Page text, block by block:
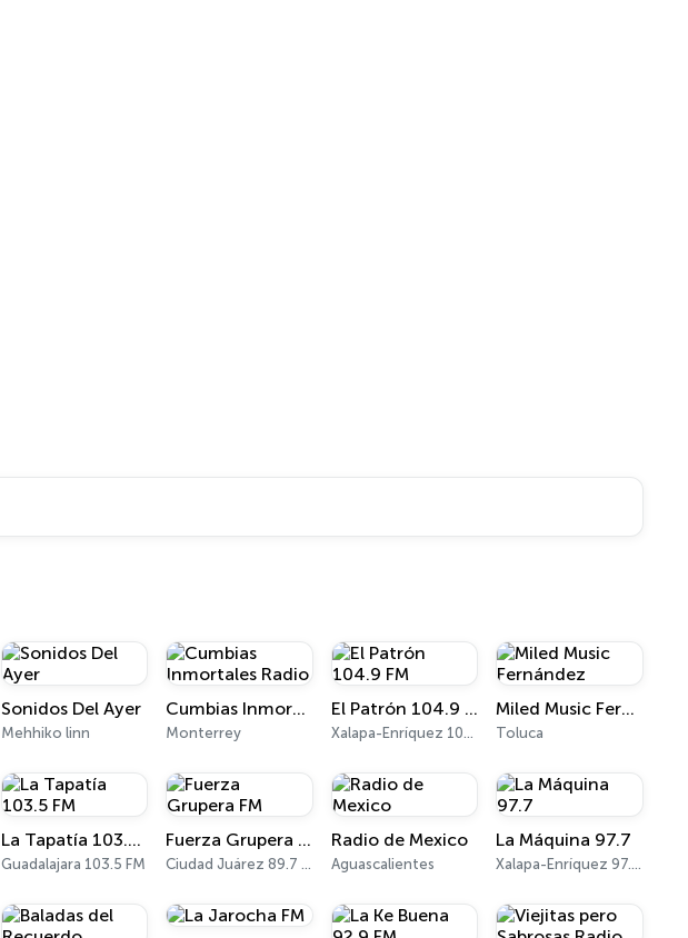
Sonidos Del Ayer
Mehhiko linn
Cumbias Inmortales Radio
Monterrey
El Patrón 104.9 FM
Xalapa-Enríquez 104.9 FM
Miled Music Fernández
Toluca
La Tapatía 103.5 FM
Guadalajara 103.5 FM
Fuerza Grupera FM
Ciudad Juárez 89.7 HD3
Radio de Mexico
Aguascalientes
La Máquina 97.7
Xalapa-Enríquez 97.7 FM